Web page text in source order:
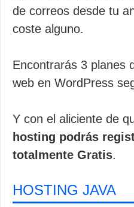
de correos desde tu
coste alguno.
Encontrarás 3 planes
web en WordPress
Y con el aliciente de
hosting podrás
totalmente Gratis.
HOSTING JAVA